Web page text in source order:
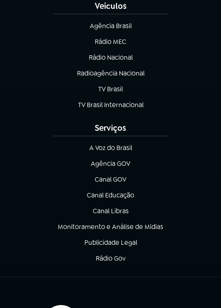
Veículos
Agência Brasil
(abre em nova aba)
Rádio MEC
(abre em nova aba)
Rádio Nacional
Radioagência Nacional
(abre em nova aba)
TV Brasil
(abre em nova aba)
TV Brasil Internacional
(abre em nova aba)
Serviços
A Voz do Brasil
(abre em nova aba)
Agência GOV
(abre em nova aba)
Canal GOV
(abre em nova aba)
Canal Educação
(abre em nova aba)
Canal Libras
(abre em nova aba)
Monitoramento e Análise de Mídias
(abre em nova aba)
Publicidade Legal
(abre em nova aba)
Rádio Gov
(abre em nova aba)